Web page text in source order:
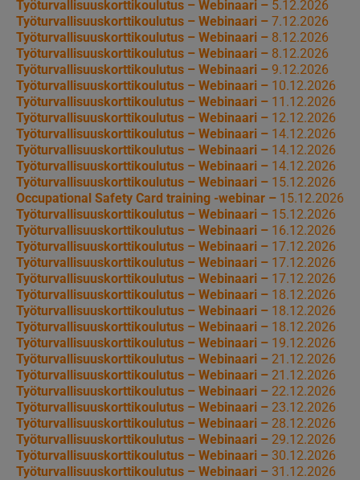
Työturvallisuuskorttikoulutus – Webinaari – 5.12.2026
Työturvallisuuskorttikoulutus – Webinaari – 7.12.2026
Työturvallisuuskorttikoulutus – Webinaari – 8.12.2026
Työturvallisuuskorttikoulutus – Webinaari – 8.12.2026
Työturvallisuuskorttikoulutus – Webinaari – 9.12.2026
Työturvallisuuskorttikoulutus – Webinaari – 10.12.2026
Työturvallisuuskorttikoulutus – Webinaari – 11.12.2026
Työturvallisuuskorttikoulutus – Webinaari – 12.12.2026
Työturvallisuuskorttikoulutus – Webinaari – 14.12.2026
Työturvallisuuskorttikoulutus – Webinaari – 14.12.2026
Työturvallisuuskorttikoulutus – Webinaari – 14.12.2026
Työturvallisuuskorttikoulutus – Webinaari – 15.12.2026
Occupational Safety Card training -webinar – 15.12.2026
Työturvallisuuskorttikoulutus – Webinaari – 15.12.2026
Työturvallisuuskorttikoulutus – Webinaari – 16.12.2026
Työturvallisuuskorttikoulutus – Webinaari – 17.12.2026
Työturvallisuuskorttikoulutus – Webinaari – 17.12.2026
Työturvallisuuskorttikoulutus – Webinaari – 17.12.2026
Työturvallisuuskorttikoulutus – Webinaari – 18.12.2026
Työturvallisuuskorttikoulutus – Webinaari – 18.12.2026
Työturvallisuuskorttikoulutus – Webinaari – 18.12.2026
Työturvallisuuskorttikoulutus – Webinaari – 19.12.2026
Työturvallisuuskorttikoulutus – Webinaari – 21.12.2026
Työturvallisuuskorttikoulutus – Webinaari – 21.12.2026
Työturvallisuuskorttikoulutus – Webinaari – 22.12.2026
Työturvallisuuskorttikoulutus – Webinaari – 23.12.2026
Työturvallisuuskorttikoulutus – Webinaari – 28.12.2026
Työturvallisuuskorttikoulutus – Webinaari – 29.12.2026
Työturvallisuuskorttikoulutus – Webinaari – 30.12.2026
Työturvallisuuskorttikoulutus – Webinaari – 31.12.2026